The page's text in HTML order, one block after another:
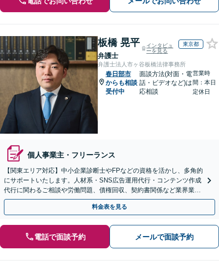
板橋 晃平
弁護士
インタビュ
ーを見る
東京都
弁護士法人市ヶ谷板橋法律事務所
春日部市
からも相談
受付中
面談方法(対面・電
話・ビデオなど)は
応相談
営業時
間：本日
定休日
個人事業主・フリーランス
【関東エリア対応】中小企業診断士やFPなどの資格を活かし、多角的
にサポートいたします。人材系・SNS広告運用代行・コンテンツ作成
代行に関わるご相談や労働問題、債権回収、契約書関係など業界業種
から規模に関わらず対応可能【初回相談無料】
料金表を見る
電話で面談予約 メールで面談予約